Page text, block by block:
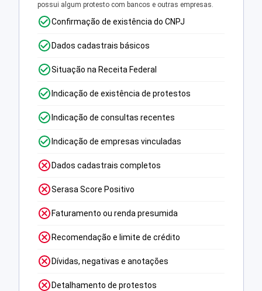
possui algum protesto com bancos e outras empresas.
Confirmação de existência do CNPJ
Dados cadastrais básicos
Situação na Receita Federal
Indicação de existência de protestos
Indicação de consultas recentes
Indicação de empresas vinculadas
Dados cadastrais completos
Serasa Score Positivo
Faturamento ou renda presumida
Recomendação e limite de crédito
Dívidas, negativas e anotações
Detalhamento de protestos